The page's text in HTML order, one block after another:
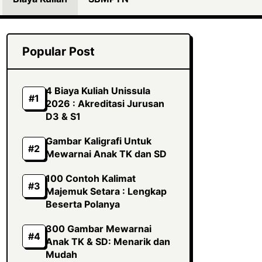
Popular Post
4 Biaya Kuliah Unissula
2026 : Akreditasi Jurusan
D3 & S1
Gambar Kaligrafi Untuk
Mewarnai Anak TK dan SD
100 Contoh Kalimat
Majemuk Setara : Lengkap
Beserta Polanya
300 Gambar Mewarnai
Anak TK & SD: Menarik dan
Mudah